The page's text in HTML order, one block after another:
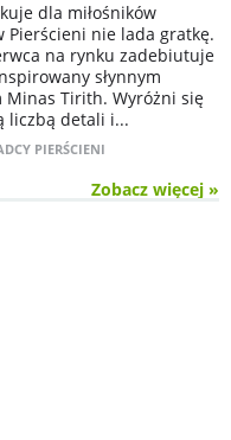
dla miłośników
Pierścieni nie lada gratkę.
na rynku zadebiutuje
słynnym
Minas Tirith. Wyróżni się
liczbą detali i...
PIERŚCIENI
Zobacz więcej »